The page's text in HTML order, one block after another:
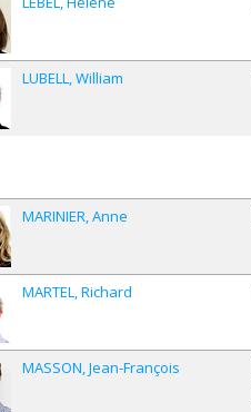
LUBELL William
MARINIER Anne
MARTEL Richard
MASSON Jean-François